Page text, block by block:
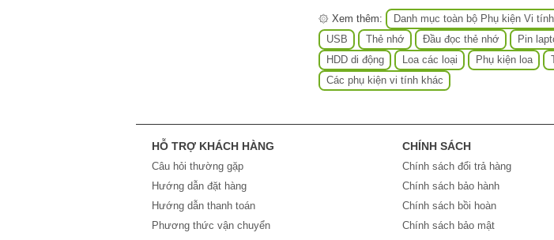
۞ Xem thêm: Danh mục toàn bộ Phụ kiện Vi tính
USB
Thẻ nhớ Đầu đọc thẻ nhớ Pin
HDD di động
Loa các loại Phụ kiện loa
Các phụ kiện vi tính khác
HỖ TRỢ KHÁCH HÀNG
Câu hỏi thường gặp
Hướng dẫn đặt hàng
Hướng dẫn thanh toán
Phương thức vận chuyển
CHÍNH SÁCH
Chính sách đổi trả hàng
Chính sách bảo hành
Chính sách bồi hoàn
Chính sách bảo mật